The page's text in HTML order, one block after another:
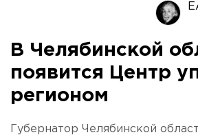
В Челябинской
появится Центр
регионом
Губернатор Челябинской